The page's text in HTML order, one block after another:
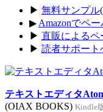
▶ 無料サンプル
▶ Amazonでペ
▶ 直販によるペ
▶ 読者サポート
テキストエディタ
(OIAX BOOKS) Kindle